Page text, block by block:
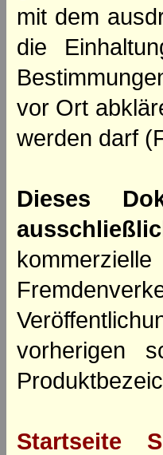
mit dem
die
vor Ort
werden darf
Dieses
vorherigen
Startseite